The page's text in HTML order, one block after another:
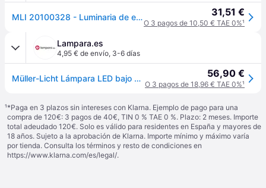
MLI 20100328 - Luminaria de estructura inferior, 12 W, 960 lm, lineal, IP20 31,51 €
O 3 pagos de 10,50 € TAE 0%¹
Lampara.es
4,95 € de envío, 3-6 días
Müller-Licht Lámpara LED bajo armario Calix Switch Tone DIM90 Tone, atenuable, Blanco / Ópalo, Cocina, Aluminio, Lámparas bajo armario 56,90 €
O 3 pagos de 18,96 € TAE 0%¹
¹*Paga en 3 plazos sin intereses con Klarna. Ejemplo de pago para una
compra de 120€: 3 pagos de 40€, TIN 0 % TAE 0 %. Plazo: 2 meses. Importe
total adeudado 120€. Solo es válido para residentes en España y mayores de
18 años. Sujeto a la aprobación de Klarna. Importe mínimo y máximo varía
por tienda. Consulta los términos y resto de condiciones en
https://www.klarna.com/es/legal/.